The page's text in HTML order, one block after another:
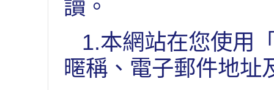
讀。
1.本網站在您使用
暱稱、電子郵件地址